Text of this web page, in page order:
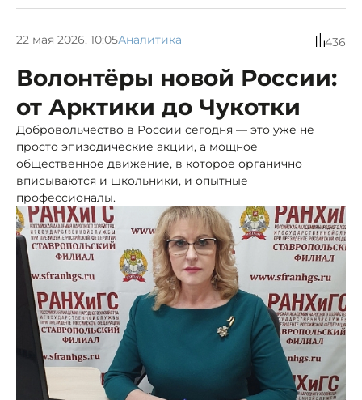
22 мая 2026, 10:05Аналитика 436
Волонтёры новой России:
от Арктики до Чукотки
Добровольчество в России сегодня — это уже не
просто эпизодические акции, а мощное
общественное движение, в которое органично
вписываются и школьники, и опытные
профессионалы.